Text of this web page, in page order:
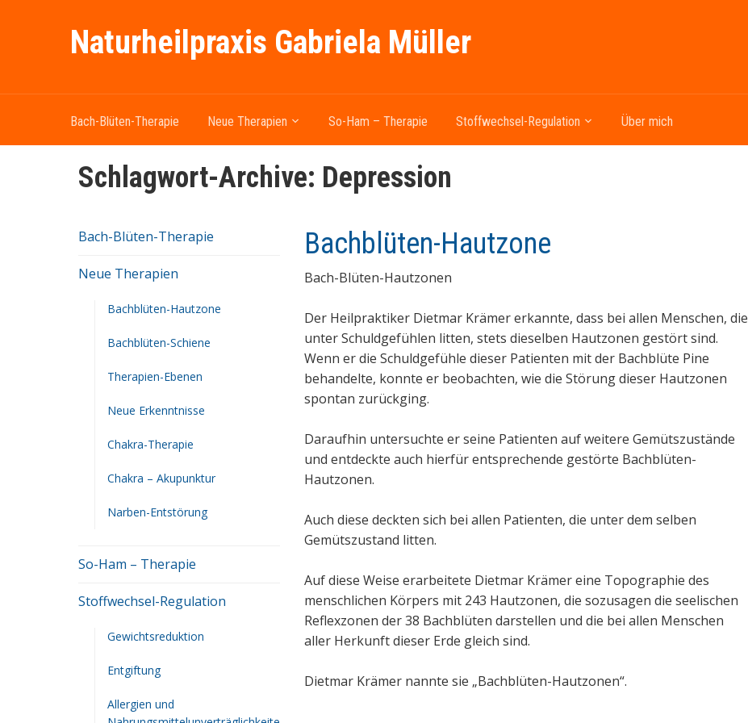
Naturheilpraxis Gabriela Müller
Bach-Blüten-Therapie Neue Therapien So-Ham – Therapie Stoffwechsel-Regulation Über mich
Schlagwort-Archive: Depression
Bach-Blüten-Therapie
Neue Therapien
Bachblüten-Hautzone
Bachblüten-Schiene
Therapien-Ebenen
Neue Erkenntnisse
Chakra-Therapie
Chakra – Akupunktur
Narben-Entstörung
So-Ham – Therapie
Stoffwechsel-Regulation
Gewichtsreduktion
Entgiftung
Allergien und
Bachblüten-Hautzone
Bach-Blüten-Hautzonen
Der Heilpraktiker Dietmar Krämer erkannte, dass bei allen Menschen, die
unter Schuldgefühlen litten, stets dieselben Hautzonen gestört sind.
Wenn er die Schuldgefühle dieser Patienten mit der Bachblüte Pine
behandelte, konnte er beobachten, wie die Störung dieser Hautzonen
spontan zurückging.
Daraufhin untersuchte er seine Patienten auf weitere Gemütszustände
und entdeckte auch hierfür entsprechende gestörte Bachblüten-
Hautzonen.
Auch diese deckten sich bei allen Patienten, die unter dem selben
Gemütszustand litten.
Auf diese Weise erarbeitete Dietmar Krämer eine Topographie des
menschlichen Körpers mit 243 Hautzonen, die sozusagen die seelischen
Reflexzonen der 38 Bachblüten darstellen und die bei allen Menschen
aller Herkunft dieser Erde gleich sind.
Dietmar Krämer nannte sie „Bachblüten-Hautzonen“.